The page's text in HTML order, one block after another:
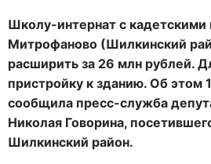
Школу-интернат с кадетскими
Митрофаново (Шилкинский
расширить за 26 млн рублей.
пристройку к зданию. Об этом
сообщила пресс-служба
Николая Говорина,
Шилкинский район.